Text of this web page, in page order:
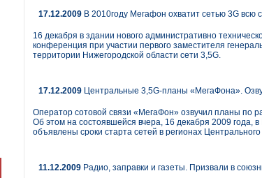
17.12.2009 В 2010году Мегафон охватит сетью 3G всю
16 декабря в здании нового административно
конференция при участии первого заместителя
территории Нижегородской области сети 3,5G.
17.12.2009 Центральные 3,5G-планы «МегаФона».
Оператор сотовой связи «МегаФон» озвучил планы по
Об этом на состоявшейся вчера, 16 декабря 2009
объявлены сроки старта сетей в регионах
11.12.2009 Радио, заправки и газеты. Призвали в